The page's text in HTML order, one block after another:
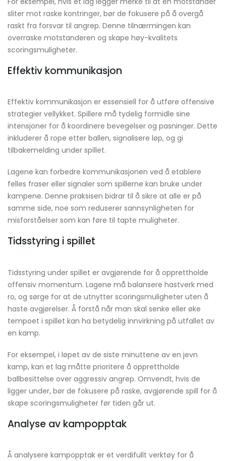
sliter mot raske kontringer, bør de fokusere på å overgå
raskt fra forsvar til angrep. Denne tilnærmingen kan
overraske motstanderen og skape høy-kvalitets
scoringsmuligheter.
Effektiv kommunikasjon
Effektiv kommunikasjon er essensiell for å utføre offensive
strategier vellykket. Spillere må tydelig formidle sine
intensjoner for å koordinere bevegelser og pasninger. Dette
inkluderer å rope etter ballen, signalisere løp, og gi
tilbakemelding under spillet.
Lagene kan forbedre kommunikasjonen ved å etablere
felles fraser eller signaler som spillerne kan bruke under
kampene. Denne praksisen bidrar til å sikre at alle er på
samme side, noe som reduserer sannsynligheten for
misforståelser som kan føre til tapte muligheter.
Tidsstyring i spillet
Tidsstyring under spillet er avgjørende for å opprettholde
offensiv momentum. Lagene må balansere hastverk med
ro, og sørge for at de utnytter scoringsmuligheter uten å
haste avgjørelser. Å forstå når man skal senke eller øke
tempoet i spillet kan ha betydelig innvirkning på utfallet av
en kamp.
For eksempel, i løpet av de siste minuttene av en jevn
kamp, kan et lag måtte prioritere å opprettholde
ballbesittelse over aggressiv angrep. Omvendt, hvis de
ligger under, bør de fokusere på raske, avgjørende spill for å
skape scoringsmuligheter før tiden går ut.
Analyse av kampopptak
Å analysere kampopptak er et verdifullt verktøy for å